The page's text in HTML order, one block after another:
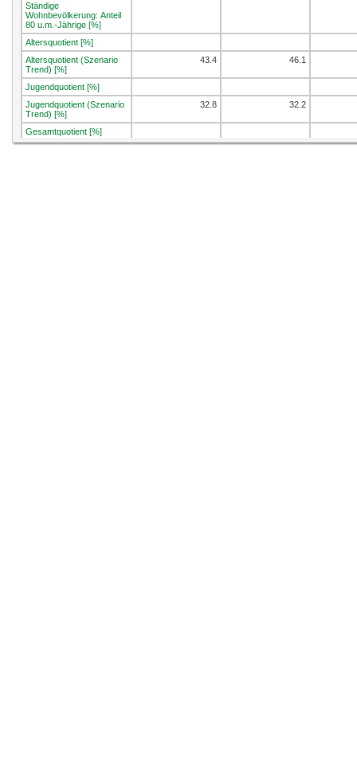
Ständige
Wohnbevölkerung: Anteil
80 u.m.-Jährige [%]
Altersquotient [%]
Altersquotient (Szenario
Trend) [%]
43.4 46.1
Jugendquotient [%]
Jugendquotient (Szenario
Trend) [%]
32.8 32.2
Gesamtquotient [%]